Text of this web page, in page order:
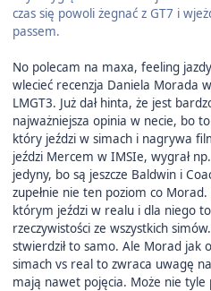
czas się powoli żegnać z GT7 i
passem.
No polecam na maxa, feeling
wlecieć recenzja Daniela Morada
LMGT3. Już dał hinta, że jest
najważniejsza opinia w necie, bo
który jeździ w simach i nagrywa
jeździ Mercem w IMSIe, wygrał
jedyny, bo są jeszcze Baldwin i
zupełnie nie ten poziom co
którym jeździ w realu i dla niego
rzeczywistości ze wszystkich
stwierdził to samo. Ale Morad jak
simach vs real to zwraca uwagę
mają nawet pojęcia. Może nie